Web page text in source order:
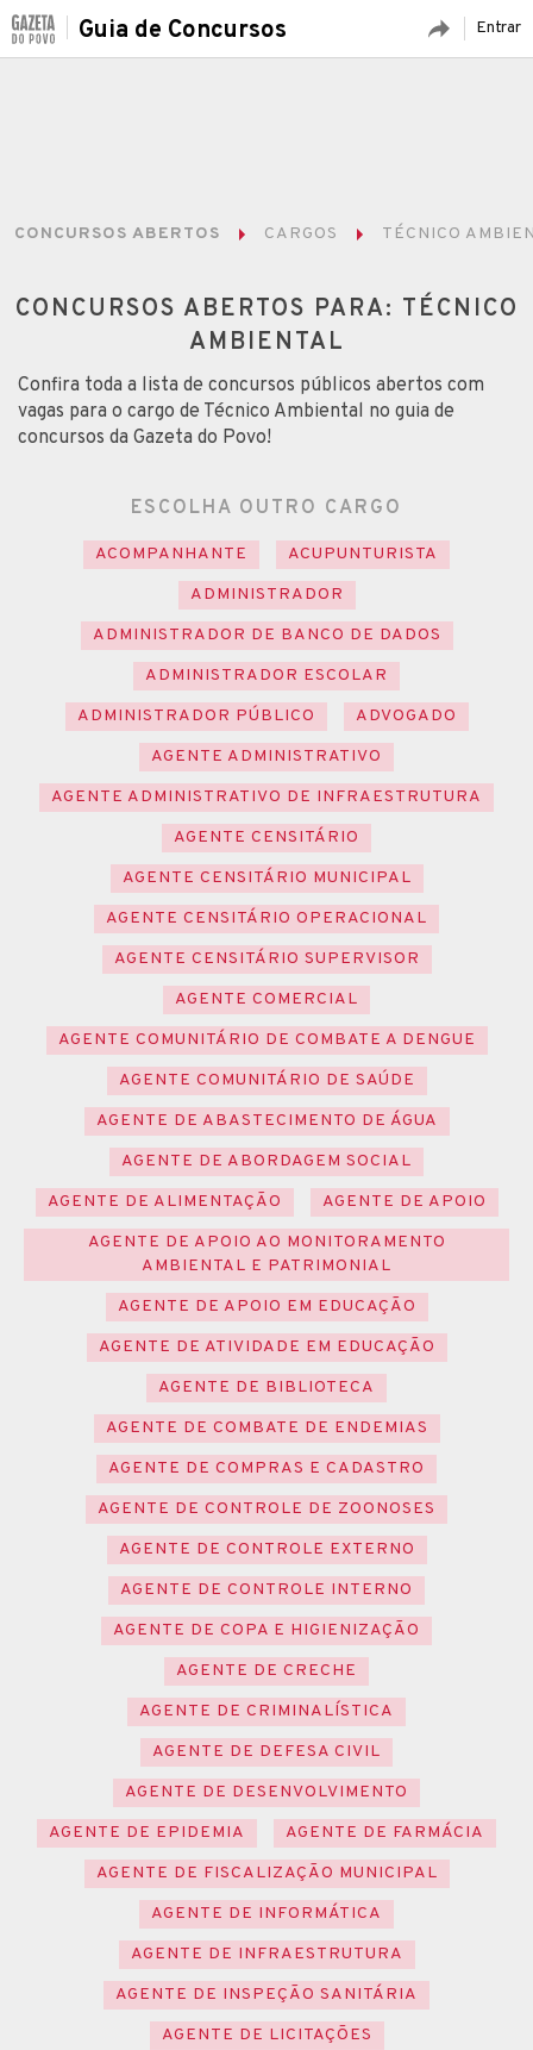
Entrar
Guia de Concursos
CONCURSOS ABERTOS CARGOS TÉCNICO
CONCURSOS ABERTOS PARA: TÉCNICO
AMBIENTAL
Confira toda a lista de concursos públicos abertos com
vagas para o cargo de Técnico Ambiental no guia de
concursos da Gazeta do Povo!
ESCOLHA OUTRO CARGO
ACOMPANHANTE
ACUPUNTURISTA
ADMINISTRADOR
ADMINISTRADOR DE BANCO DE DADOS
ADMINISTRADOR ESCOLAR
ADMINISTRADOR PÚBLICO
ADVOGADO
AGENTE ADMINISTRATIVO
AGENTE ADMINISTRATIVO DE INFRAESTRUTURA
AGENTE CENSITÁRIO
AGENTE CENSITÁRIO MUNICIPAL
AGENTE CENSITÁRIO OPERACIONAL
AGENTE CENSITÁRIO SUPERVISOR
AGENTE COMERCIAL
AGENTE COMUNITÁRIO DE COMBATE A DENGUE
AGENTE COMUNITÁRIO DE SAÚDE
AGENTE DE ABASTECIMENTO DE ÁGUA
AGENTE DE ABORDAGEM SOCIAL
AGENTE DE ALIMENTAÇÃO
AGENTE DE APOIO
AGENTE DE APOIO AO MONITORAMENTO
AMBIENTAL E PATRIMONIAL
AGENTE DE APOIO EM EDUCAÇÃO
AGENTE DE ATIVIDADE EM EDUCAÇÃO
AGENTE DE BIBLIOTECA
AGENTE DE COMBATE DE ENDEMIAS
AGENTE DE COMPRAS E CADASTRO
AGENTE DE CONTROLE DE ZOONOSES
AGENTE DE CONTROLE EXTERNO
AGENTE DE CONTROLE INTERNO
AGENTE DE COPA E HIGIENIZAÇÃO
AGENTE DE CRECHE
AGENTE DE CRIMINALÍSTICA
AGENTE DE DEFESA CIVIL
AGENTE DE DESENVOLVIMENTO
AGENTE DE EPIDEMIA
AGENTE DE FARMÁCIA
AGENTE DE FISCALIZAÇÃO MUNICIPAL
AGENTE DE INFORMÁTICA
AGENTE DE INFRAESTRUTURA
AGENTE DE INSPEÇÃO SANITÁRIA
AGENTE DE LICITAÇÕES